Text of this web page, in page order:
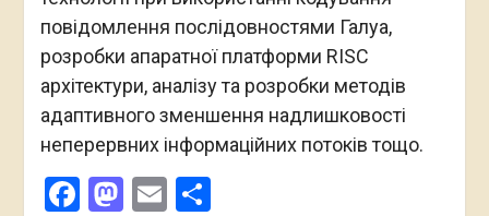
повідомлення послідовностями Галуа,
розробки апаратної платформи RISC
архітектури, аналізу та розробки методів
адаптивного зменшення надлишковості
неперервних інформаційних потоків тощо.
Facebook
Mastodon
EmailПоділитися